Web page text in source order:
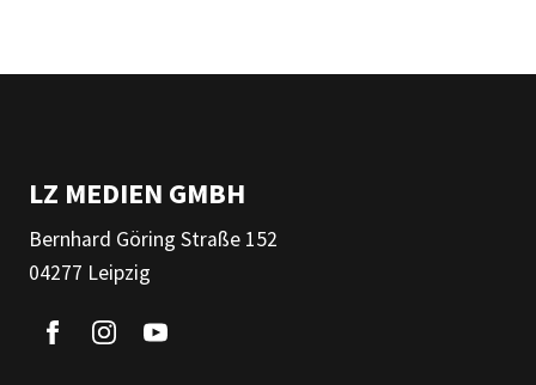
LZ MEDIEN GMBH
Bernhard Göring Straße 152
04277 Leipzig